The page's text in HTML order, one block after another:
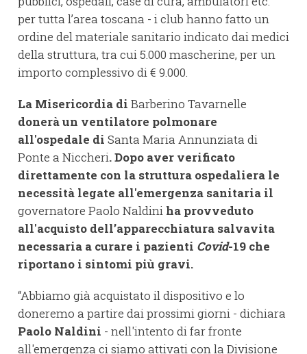
per tutta l’area toscana - i club hanno fatto un
ordine del materiale sanitario indicato dai medici
della struttura, tra cui 5.000 mascherine, per un
importo complessivo di € 9.000.
La Misericordia di Barberino Tavarnelle
donerà un ventilatore polmonare
all'ospedale di Santa Maria Annunziata di
Ponte a Niccheri. Dopo aver verificato
direttamente con la struttura ospedaliera le
necessità legate all'emergenza sanitaria il
governatore Paolo Naldini ha provveduto
all'acquisto dell’apparecchiatura salvavita
necessaria a curare i pazienti Covid-19 che
riportano i sintomi più gravi.
“Abbiamo già acquistato il dispositivo e lo
doneremo a partire dai prossimi giorni - dichiara
Paolo Naldini - nell'intento di far fronte
all'emergenza ci siamo attivati con la Divisione